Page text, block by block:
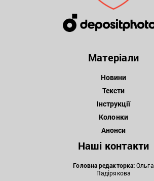
Матеріали
Новини
Тексти
Інструкції
Колонки
Анонси
Наші контакти
Головна редакторка:Ольга
Падірякова